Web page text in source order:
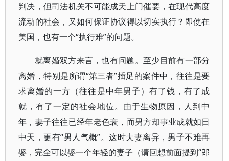
判决，但司法机关不可能成天上门催要，在现代高度
流动的社会，又如何保证协议得以切实执行？即使在
美国，也有一个“执行难”的问题。
就离婚双方来言，也有问题。至少目前有一部分
离婚，特别是所谓“第三者”插足的案件中，往往是要
求离婚的一方（往往是中年男子）有了钱，有了成
就，有了一定的社会地位。由于生物原因，人到中
年，妻子往往已经年老色衰，而男方却事业成就如日
中天，更有“男人气概”。这时夫妻离异，男子不难再
娶，完全可以娶一个年轻的妻子（请回想前面提到“郎